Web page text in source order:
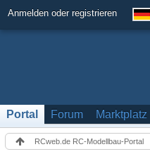
Anmelden oder registrieren
Portal Forum Marktplatz
RCweb.de RC-Modellbau-Portal